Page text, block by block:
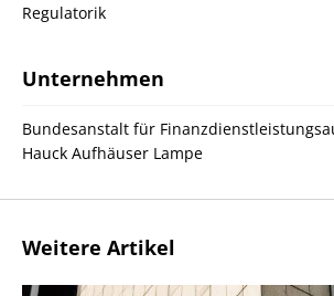
Regulatorik
Unternehmen
Bundesanstalt für
Hauck Aufhäuser Lampe
Weitere Artikel